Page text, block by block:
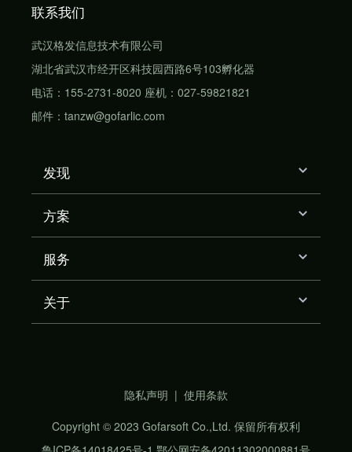
联系我们
武汉格发信息技术有限公司
湖北省武汉市经开区科技园西路6号103孵化器
电话：155-2731-8020 座机：027-59821821
邮件：tanzw@gofarlic.com
发现
方案
服务
关于
隐私声明 | 使用条款
Copyright © 2023 Gofarsoft Co.,Ltd. 保留所有权利